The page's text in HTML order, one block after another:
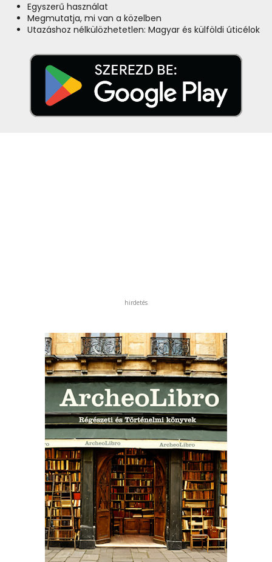
Egyszerű használat
Megmutatja, mi van a közelben
Utazáshoz nélkülözhetetlen: Magyar és külföldi úticélok
hirdetés